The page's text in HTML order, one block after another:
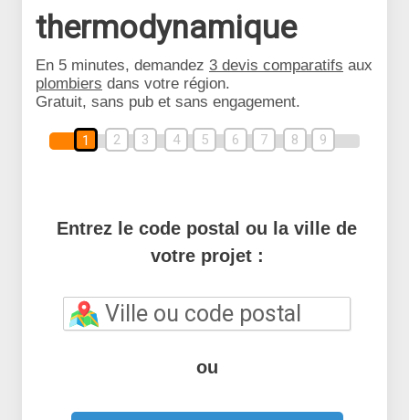
thermodynamique
En 5 minutes, demandez 3 devis comparatifs aux
plombiers dans votre région.
Gratuit, sans pub et sans engagement.
1 2 3 4 5 6 7 8 9
Entrez le code postal ou la ville de
votre projet :
ou